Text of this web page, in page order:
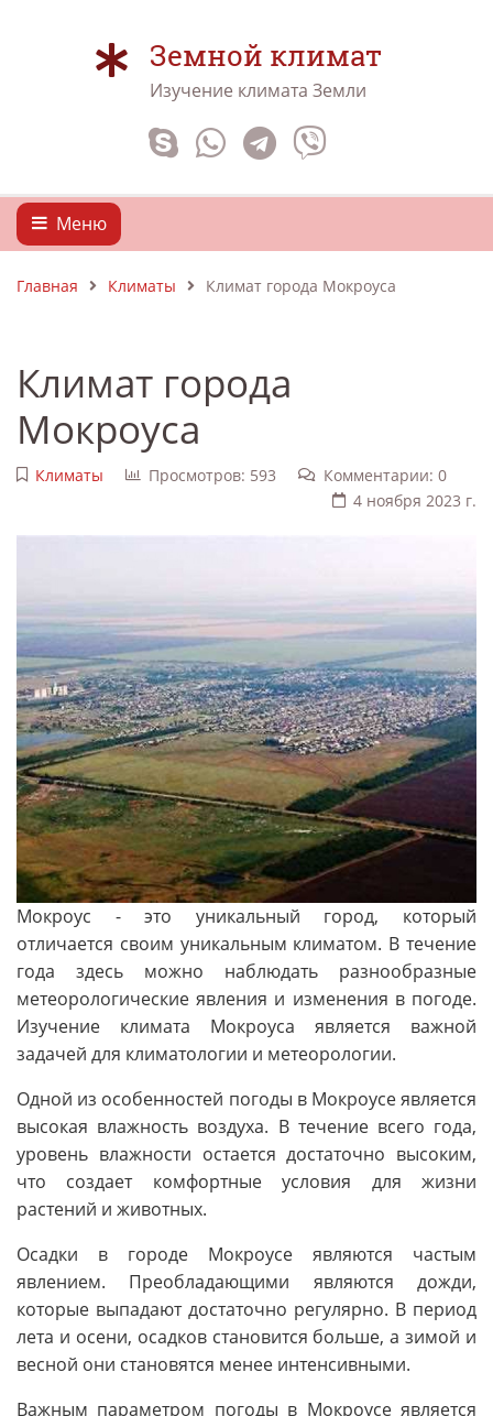
Земной климат
Изучение климата Земли
Меню
Главная Климаты Климат города Мокроуса
Климат города
Мокроуса
Климаты Просмотров: 593
Комментарии: 0
4 ноября 2023 г.
Мокроус - это уникальный город, который
отличается своим уникальным климатом. В течение
года здесь можно наблюдать разнообразные
метеорологические явления и изменения в погоде.
Изучение климата Мокроуса является важной
задачей для климатологии и метеорологии.
Одной из особенностей погоды в Мокроусе является
высокая влажность воздуха. В течение всего года,
уровень влажности остается достаточно высоким,
что создает комфортные условия для жизни
растений и животных.
Осадки в городе Мокроусе являются частым
явлением. Преобладающими являются дожди,
которые выпадают достаточно регулярно. В период
лета и осени, осадков становится больше, а зимой и
весной они становятся менее интенсивными.
Важным параметром погоды в Мокроусе является